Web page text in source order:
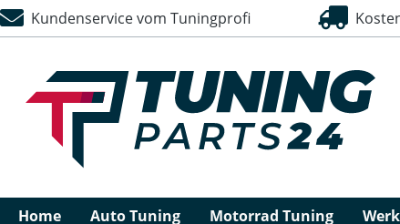
Zur Hauptnavigation springen
Kundenservice vom Tuningprofi
Home Auto Tuning Motorrad Tuning